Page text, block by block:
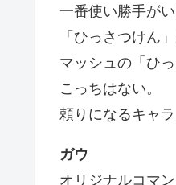
一番使い勝手が
「ひっさつけん
マッシュの「ひ
こっちはない。
頼りになるキャラ
ガウ
オリジナルコマ